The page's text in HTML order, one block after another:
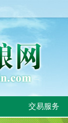
交易服务